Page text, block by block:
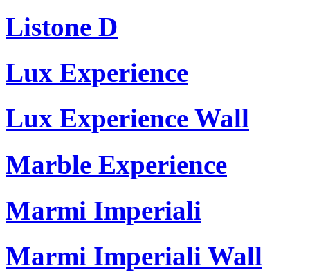
Listone D
Lux Experience
Lux Experience Wall
Marble Experience
Marmi Imperiali
Marmi Imperiali Wall